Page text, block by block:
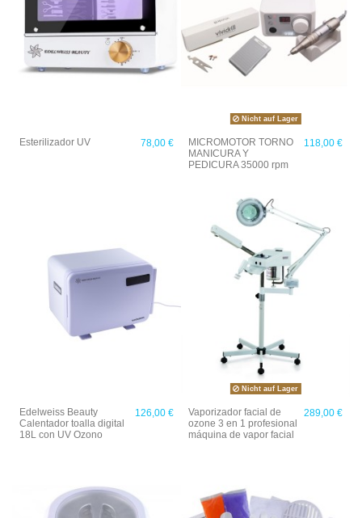
Esterilizador UV 78,00 €
Nicht auf Lager
MICROMOTOR TORNO
MANICURA Y
PEDICURA 35000 rpm
118,00 €
Edelweiss Beauty
Calentador toalla digital
18L con UV Ozono
126,00 €
Nicht auf Lager
Vaporizador facial de
ozone 3 en 1 profesional
máquina de vapor facial
289,00 €